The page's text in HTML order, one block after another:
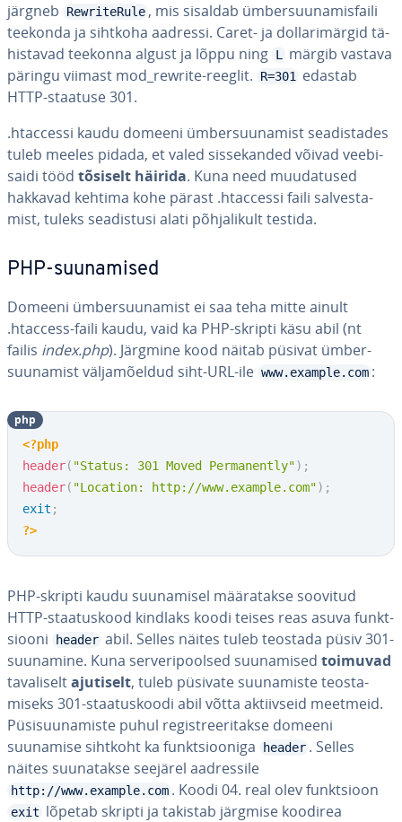
järgneb
RewriteRule , mis sisaldab üm­ber­suu­na­mis­faili
teekonda ja sihtkoha aadressi. Caret- ja dol­la­ri­mär­gid tä­
his­ta­vad teekonna algust ja lõppu ning L
märgib vastava
päringu viimast mod_rewrite-reeglit.
R=301
edastab
HTTP-staatuse 301.
.htaccessi kaudu domeeni üm­ber­suu­na­mist sea­dis­ta­des
tuleb meeles pidada, et valed sis­se­kan­ded võivad vee­bi­
saidi tööd tõsiselt häirida. Kuna need muu­da­tu­sed
hakkavad kehtima kohe pärast .htaccessi faili sal­ves­ta­
mist, tuleks sea­dis­tusi alati põh­ja­li­kult testida.
PHP-suu­na­mised
Domeeni üm­ber­suu­na­mist ei saa teha mitte ainult
.htaccess-faili kaudu, vaid ka PHP-skripti käsu abil (nt
failis index.php). Järgmine kood näitab püsivat üm­ber­
suu­na­mist väl­ja­mõel­dud siht-URL-ile www.example.com :
<?php
header( "Status: 301 Moved Permanently") ;
header( "Location: http://www.example.com") ;
exit ;
?>
php
PHP-skripti kaudu suu­na­misel mää­ra­takse soovitud
HTTP-staa­tus­kood kindlaks koodi teises reas asuva funkt­
siooni
header abil. Selles näites tuleb teostada püsiv 301-
suunamine. Kuna ser­ve­ri­pool­sed suu­na­mised toimuvad
ta­va­li­seltajutiselt, tuleb püsivate suu­na­miste teos­ta­
miseks 301-staa­tus­koodi abil võtta ak­tiiv­seid meetmeid.
Pü­si­suu­na­miste puhul re­gist­ree­ri­takse domeeni
suunamise sihtkoht ka funkt­sioo­niga
header . Selles
näites suu­na­takse seejärel aad­res­sile
http://www.example.com . Koodi 04. real olev funkt­sioon
exit lõpetab skripti ja takistab järgmise koodirea